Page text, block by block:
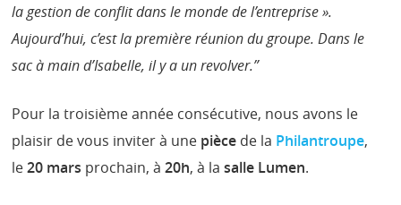
la gestion de conflit dans le monde de l’entreprise ».
Aujourd’hui, c’est la première réunion du groupe. Dans le
sac à main d’Isabelle, il y a un revolver.”
Pour la troisième année consécutive, nous avons le
plaisir de vous inviter à une pièce de la Philantroupe,
le20 mars prochain, à20h, à la salle Lumen.